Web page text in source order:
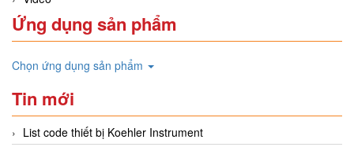
Ứng dụng sản phẩm
Chọn ứng dụng sản phẩm
Tin mới
List code thiết bị Koehler Instrument